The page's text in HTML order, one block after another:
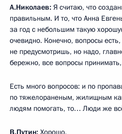
А.Николаев: Я считаю, что
правильным. И то, что Анна
за год с небольшим такую
очевидно. Конечно, вопросы
не предусмотришь, но надо,
бережно, все вопросы
Есть много вопросов: и по
по тяжелораненым, жилищным
людям помогать, то… Люди же
В.Путин: Хорошо.